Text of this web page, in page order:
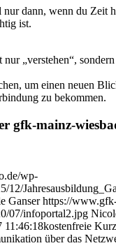
nur dann, wenn du Zeit
ist.
„verstehen“,
um einen neuen
zu bekommen.
gfk-mainz-
wp-
12/
Ganser https://
07/infoportal2.jpg
11:46:18kostenfreie
über das